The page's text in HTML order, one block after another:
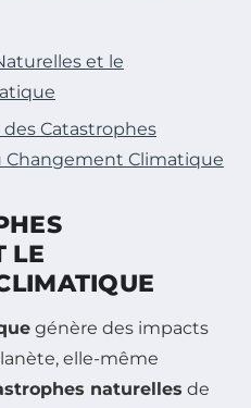
et le
des Catastrophes
Changement Climatique
LE
génère des impacts
elle-même
naturelles de